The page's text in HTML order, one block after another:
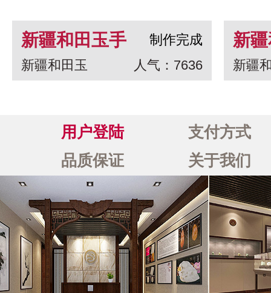
新疆和田玉手
串 龙生九子
制作完成
新疆和田玉
人气：7636
新
白
新疆
用户登陆
支付方式
品质保证
关于我们